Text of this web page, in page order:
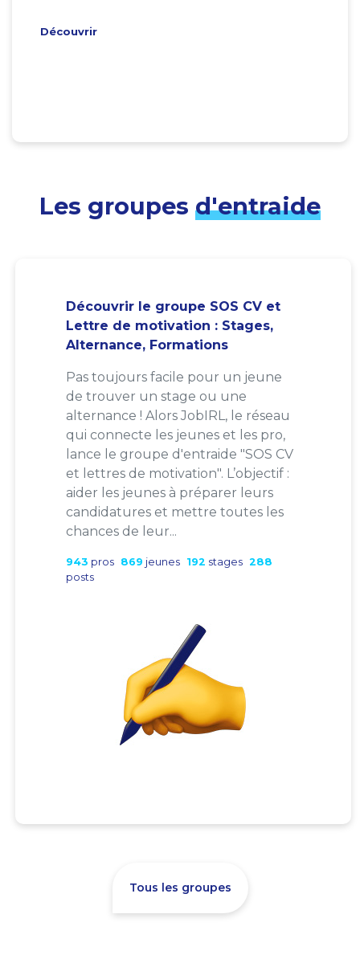
Découvrir
Les groupes d'entraide
Découvrir le groupe SOS CV et
Lettre de motivation : Stages,
Alternance, Formations
Pas toujours facile pour un jeune
de trouver un stage ou une
alternance ! Alors JobIRL, le réseau
qui connecte les jeunes et les pro,
lance le groupe d'entraide "SOS CV
et lettres de motivation". L’objectif :
aider les jeunes à préparer leurs
candidatures et mettre toutes les
chances de leur...
943 pros 869 jeunes 192 stages 288
posts
Tous les groupes